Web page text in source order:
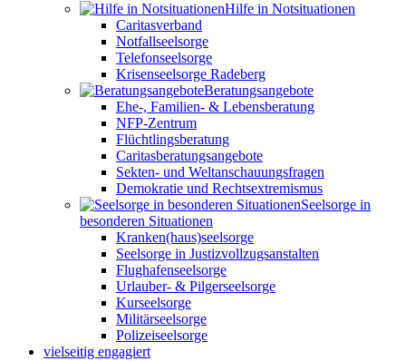
Hilfe in Notsituationen
Caritasverband
Notfallseelsorge
Telefonseelsorge
Krisenseelsorge Radeberg
Beratungsangebote
Ehe-, Familien- & Lebensberatung
NFP-Zentrum
Flüchtlingsberatung
Caritasberatungsangebote
Sekten- und Weltanschauungsfragen
Demokratie und Rechtsextremismus
Seelsorge in
besonderen Situationen
Kranken(haus)seelsorge
Seelsorge in Justizvollzugsanstalten
Flughafenseelsorge
Urlauber- & Pilgerseelsorge
Kurseelsorge
Militärseelsorge
Polizeiseelsorge
vielseitig engagiert